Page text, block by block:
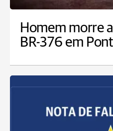
Homem morre
BR-376 em